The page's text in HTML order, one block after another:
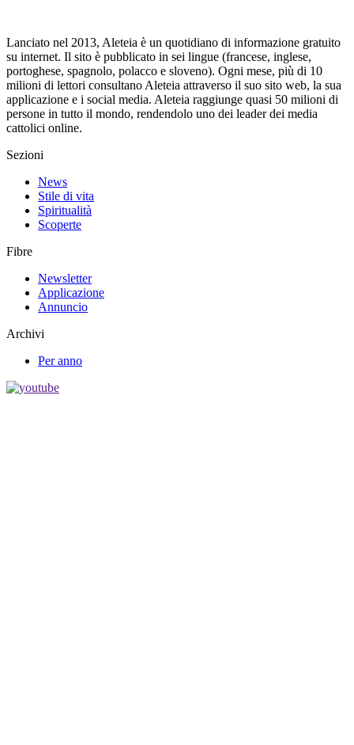
Lanciato nel 2013, Aleteia è un quotidiano di informazione gratuito
su internet. Il sito è pubblicato in sei lingue (francese, inglese,
portoghese, spagnolo, polacco e sloveno). Ogni mese, più di 10
milioni di lettori consultano Aleteia attraverso il suo sito web, la sua
applicazione e i social media. Aleteia raggiunge quasi 50 milioni di
persone in tutto il mondo, rendendolo uno dei leader dei media
cattolici online.
Sezioni
News
Stile di vita
Spiritualità
Scoperte
Fibre
Newsletter
Applicazione
Annuncio
Archivi
Per anno